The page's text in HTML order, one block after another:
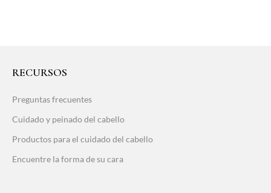
RECURSOS
Preguntas frecuentes
Cuidado y peinado del cabello
Productos para el cuidado del cabello
Encuentre la forma de su cara